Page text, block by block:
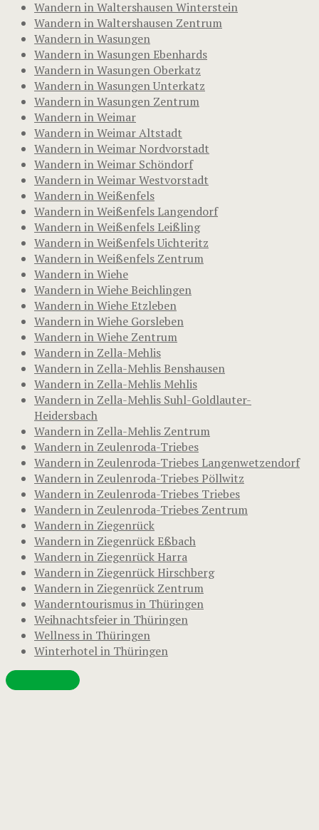
Wandern in Waltershausen Winterstein
Wandern in Waltershausen Zentrum
Wandern in Wasungen
Wandern in Wasungen Ebenhards
Wandern in Wasungen Oberkatz
Wandern in Wasungen Unterkatz
Wandern in Wasungen Zentrum
Wandern in Weimar
Wandern in Weimar Altstadt
Wandern in Weimar Nordvorstadt
Wandern in Weimar Schöndorf
Wandern in Weimar Westvorstadt
Wandern in Weißenfels
Wandern in Weißenfels Langendorf
Wandern in Weißenfels Leißling
Wandern in Weißenfels Uichteritz
Wandern in Weißenfels Zentrum
Wandern in Wiehe
Wandern in Wiehe Beichlingen
Wandern in Wiehe Etzleben
Wandern in Wiehe Gorsleben
Wandern in Wiehe Zentrum
Wandern in Zella-Mehlis
Wandern in Zella-Mehlis Benshausen
Wandern in Zella-Mehlis Mehlis
Wandern in Zella-Mehlis Suhl-Goldlauter-
Heidersbach
Wandern in Zella-Mehlis Zentrum
Wandern in Zeulenroda-Triebes
Wandern in Zeulenroda-Triebes Langenwetzendorf
Wandern in Zeulenroda-Triebes Pöllwitz
Wandern in Zeulenroda-Triebes Triebes
Wandern in Zeulenroda-Triebes Zentrum
Wandern in Ziegenrück
Wandern in Ziegenrück Eßbach
Wandern in Ziegenrück Harra
Wandern in Ziegenrück Hirschberg
Wandern in Ziegenrück Zentrum
Wanderntourismus in Thüringen
Weihnachtsfeier in Thüringen
Wellness in Thüringen
Winterhotel in Thüringen